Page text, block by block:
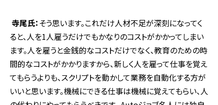
寺尾氏：そう思います。これだけ人材不足が深刻になってく
ると、人を1人雇うだけでもかなりのコストがかかってしまい
ます。人を雇うと金銭的なコストだけでなく、教育のための時
間的なコストがかかりますから、新しく人を雇って仕事を覚え
てもらうよりも、スクリプトを動かして業務を自動化する方が
いいと思います。機械にできる仕事は機械に覚えてもらい、人